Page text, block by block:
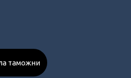
таможни